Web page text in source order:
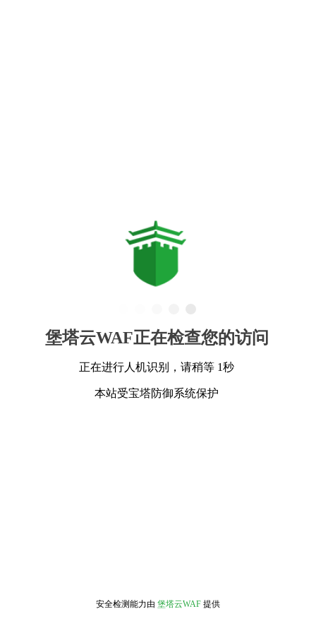
堡塔云WAF正在检查您的访问
正在进行人机识别，请稍等 1秒
本站受宝塔防御系统保护
安全检测能力由 堡塔云WAF 提供